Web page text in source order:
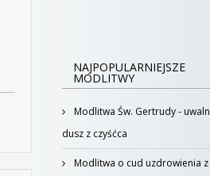
NAJPOPULARNIEJSZE
MODLITWY
Modlitwa Św. Gertrudy -
dusz z czyśćca
Modlitwa o cud uzdrowienia z